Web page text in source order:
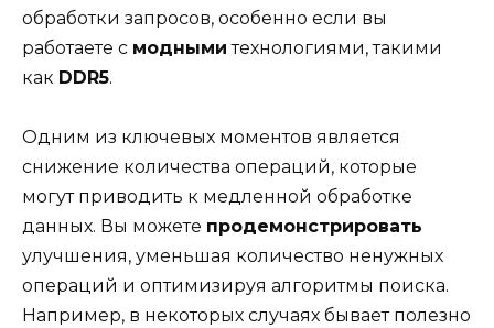
обработки запросов, особенно если вы
работаете с модными технологиями, такими
как DDR5.
Одним из ключевых моментов является
снижение количества операций, которые
могут приводить к медленной обработке
данных. Вы можете продемонстрировать
улучшения, уменьшая количество ненужных
операций и оптимизируя алгоритмы поиска.
Например, в некоторых случаях бывает полезно